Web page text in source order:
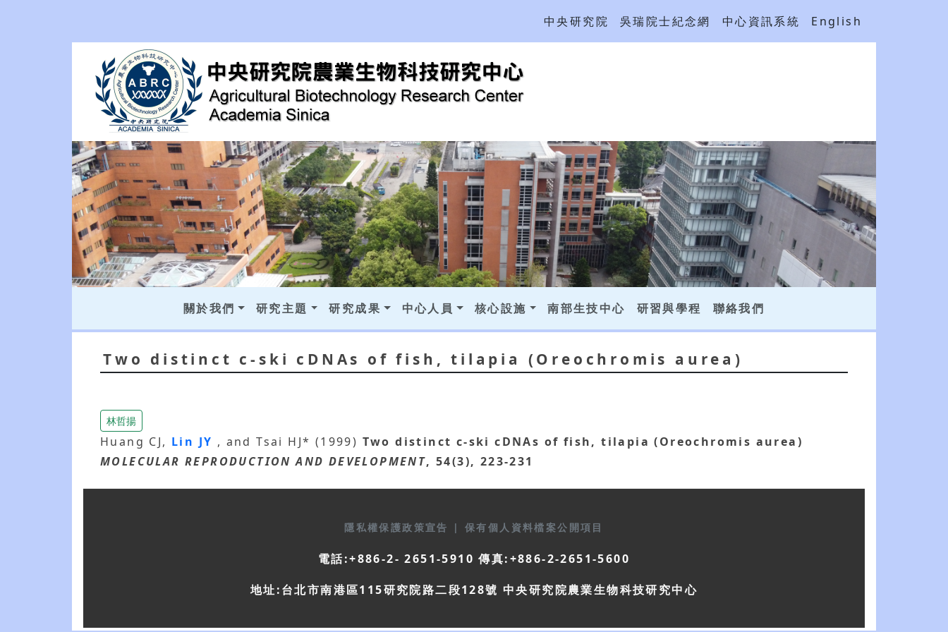
中央研究院 吳瑞院士紀念網 中心資訊系統 English
關於我們 研究主題 研究成果 中心人員 核心設施 南部生技中心 研習與學程 聯絡我們
Two distinct c-ski cDNAs of fish, tilapia (Oreochromis aurea)
林哲揚
Huang CJ, Lin JY , and Tsai HJ* (1999) Two distinct c-ski cDNAs of fish, tilapia (Oreochromis aurea)
MOLECULAR REPRODUCTION AND DEVELOPMENT, 54(3), 223-231
隱私權保護政策宣告 | 保有個人資料檔案公開項目
電話:+886-2- 2651-5910 傳真:+886-2-2651-5600
地址:台北市南港區115研究院路二段128號 中央研究院農業生物科技研究中心